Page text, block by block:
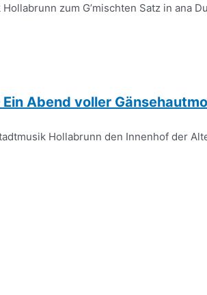
zum G’mischten Satz in ana
Abend voller
Hollabrunn den Innenhof der